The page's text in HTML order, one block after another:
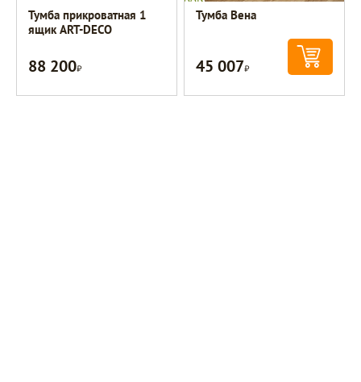
Тумба прикроватная 1
ящик ART-DECO
88 200Р
Тумба Вена
45 007Р